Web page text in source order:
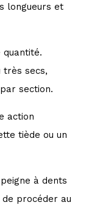
longueurs et
quantité.
très secs,
section.
action
tiède ou un
à dents
procéder au